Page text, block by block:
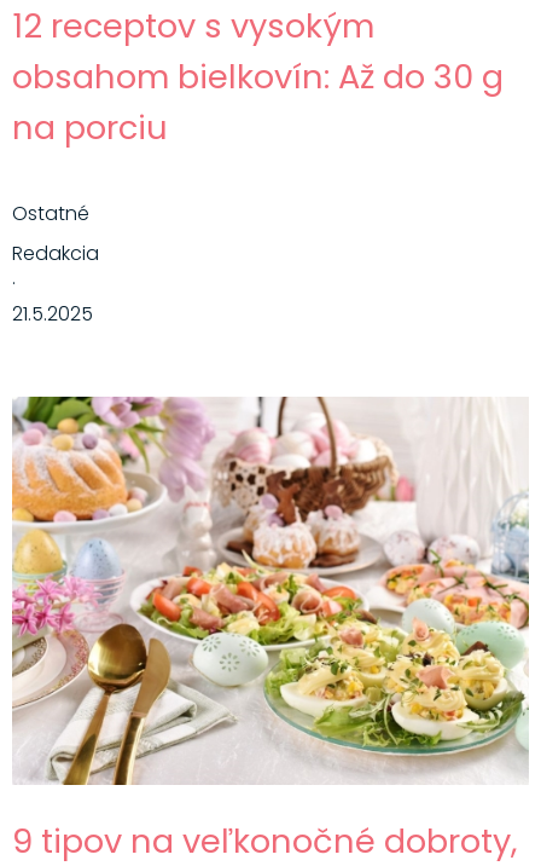
12 receptov s vysokým
obsahom bielkovín: Až do 30 g
na porciu
Ostatné
Redakcia
·
21.5.2025
9 tipov na veľkonočné dobroty,